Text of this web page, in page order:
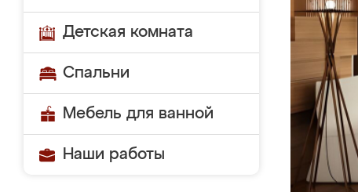
Детская комната
Спальни
Мебель для ванной
Наши работы